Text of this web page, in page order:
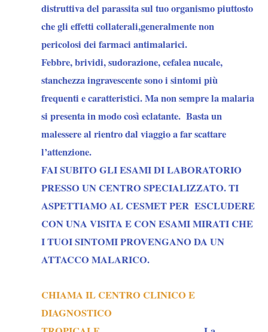
distruttiva del parassita sul tuo organismo piuttosto
che gli effetti collaterali,generalmente non
pericolosi dei farmaci antimalarici.
Febbre, brividi, sudorazione, cefalea nucale,
stanchezza ingravescente sono i sintomi più
frequenti e caratteristici. Ma non sempre la malaria
si presenta in modo così eclatante. Basta un
malessere al rientro dal viaggio a far scattare
l’attenzione.
FAI SUBITO GLI ESAMI DI LABORATORIO
PRESSO UN CENTRO SPECIALIZZATO. TI
ASPETTIAMO AL CESMET PER ESCLUDERE
CON UNA VISITA E CON ESAMI MIRATI CHE
I TUOI SINTOMI PROVENGANO DA UN
ATTACCO MALARICO.
CHIAMA IL CENTRO CLINICO E
DIAGNOSTICO